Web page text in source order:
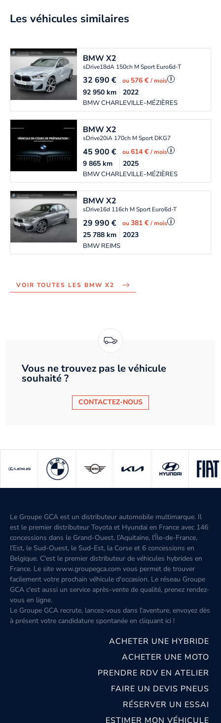
Les véhicules similaires
BMWX2
sDrive18dA 150ch M Sport Euro6d-T
32 690€ ou 576 €/ mois i
BMW CHARLEVILLE-MÉZIÈRES
92 950km 2022
BMWX2
sDrive20iA 170ch M Sport DKG7
45 900€ ou614 €/ mois i
BMW CHARLEVILLE-MÉZIÈRES
9 865km 2025
BMWX2
sDrive16d 116ch M Sport Euro6d-T
29 990€ ou381 €/ mois i
BMW REIMS
25 788km 2023
VOIR TOUTES LES BMW X2
Vous ne trouvez pas le véhicule
souhaité ?
CONTACTEZ-NOUS
Le Groupe GCA est un distributeur automobile multimarque. Il
est le premier distributeur Toyota et Hyundai en France avec 146
concessions dans le Grand-Ouest, l’Aquitaine, l'Île-de-France,
l'Est, le Sud-Ouest, le Sud-Est, la Corse et 6 concessions en
Belgique. C'est le premier distributeur de véhicules hybrides en
France. Le site www.groupegca.com vous permet de trouver
facilement votre prochain véhicule d'occasion. Le réseau Groupe
GCA c'est aussi un service après-vente de qualité, prenez rendez-
vous en ligne.
Le Groupe GCA recrute, lancez-vous dans l'aventure, envoyez dès
à présent votre candidature spontanée en cliquant ici !
ACHETER UNE HYBRIDE
ACHETER UNE MOTO
PRENDRE RDV EN ATELIER
FAIRE UN DEVIS PNEUS
RÉSERVER UN ESSAI
ESTIMER MON VÉHICULE